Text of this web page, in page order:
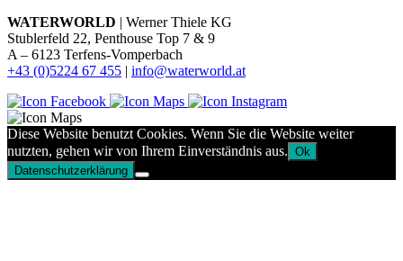
WATERWORLD | Werner Thiele KG
Stublerfeld 22, Penthouse Top 7 & 9
A – 6123 Terfens-Vomperbach
+43 (0)5224 67 455 | info@waterworld.at
Diese Website benutzt Cookies. Wenn Sie die Website weiter
nutzten, gehen wir von Ihrem Einverständnis aus. Ok
Datenschutzerklärung